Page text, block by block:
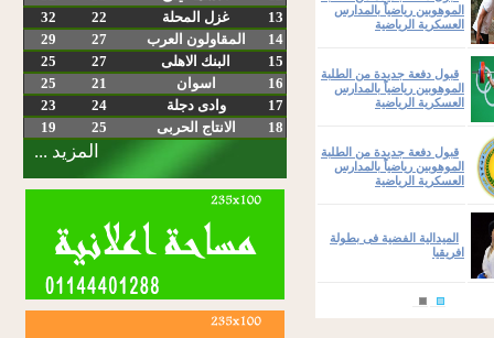
13
غزل المحلة 22
32
14
المقاولون العرب 27
29
15
البنك الاهلى 27
25
16
اسوان 21
25
17
وادى دجلة 24
23
18
الانتاج الحربى 25
19
المزيد ...
الموهوبين رياضياً بالمدارس
العسكرية الرياضية
قبول دفعة جديدة من الطلبة
الموهوبين رياضياً بالمدارس
العسكرية الرياضية
قبول دفعة جديدة من الطلبة
الموهوبين رياضياً بالمدارس
العسكرية الرياضية
الميدالية الفضية فى بطولة
افريقيا